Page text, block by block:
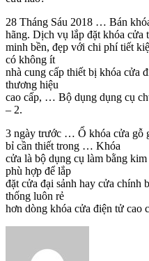
28 Tháng Sáu 2018 … Bán
hãng. Dịch vụ lắp đặt khóa cửa
minh bền, đẹp với chi phí tiết
có không ít
nhà cung cấp thiết bị khóa cửa
thương hiệu
cao cấp, … Bộ dụng dụng cụ
– 2.
3 ngày trước … Ổ khóa cửa gỗ
bỉ cần thiết trong … Khóa
cửa là bộ dụng cụ làm bằng
phù hợp để lắp
đặt cửa đại sảnh hay cửa
thống luôn rẻ
hơn dòng khóa cửa điện tử cao